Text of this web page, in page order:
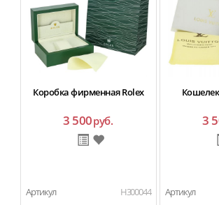
Коробка фирменная Rolex
3 500руб.
Артикул H300044
3
Артикул